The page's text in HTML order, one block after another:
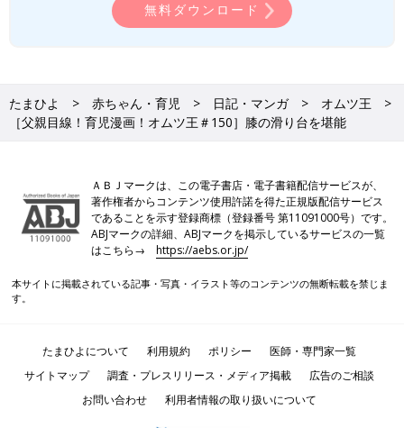
無料ダウンロード
たまひよ 赤ちゃん・育児 日記・マンガ
オムツ王
［父親目線！育児漫画！オムツ王＃150］膝の滑り台を堪能
ＡＢＪマークは、この電子書店・電子書籍配信サービスが、
著作権者からコンテンツ使用許諾を得た正規版配信サービス
であることを示す登録商標（登録番号 第11091000号）です。
ABJマークの詳細、ABJマークを掲示しているサービスの一覧
はこちら→https://aebs.or.jp/
本サイトに掲載されている記事・写真・イラスト等のコンテンツの無断転載を禁じま
す。
たまひよについて 利用規約 ポリシー
医師・専門家一覧
サイトマップ
調査・プレスリリース・メディア掲載
広告のご相談
お問い合わせ
利用者情報の取り扱いについて